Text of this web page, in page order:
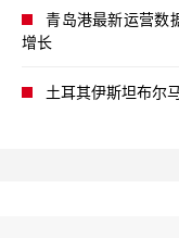
青岛港最新运营数
增长
土耳其伊斯坦布尔